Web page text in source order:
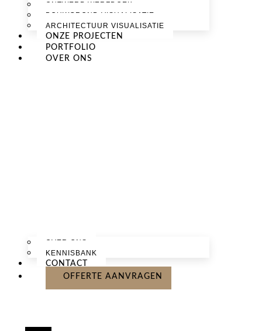
ONTWERP WERFDOEK
BOUWGROND VISUALISATIE
ARCHITECTUUR VISUALISATIE
ONZE PROJECTEN
PORTFOLIO
OVER ONS
OVER ONS
KENNISBANK
CONTACT
OFFERTE AANVRAGEN